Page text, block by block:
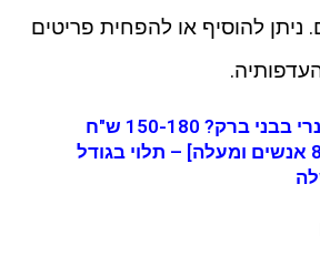
ניתן להוסיף או להפחית פריטים
כמה עולה סיור קולינרי בבני ברק? 150-180 ש"ח
למשתתף בקבוצה [8 אנשים ומעלה] – תלוי בגודל